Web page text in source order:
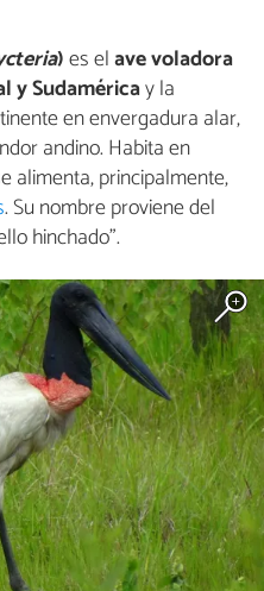
)es elave voladora
y Sudaméricay la
en envergadura alar,
andino. Habita en
alimenta, principalmente,
. Su nombre proviene del
hinchado”.